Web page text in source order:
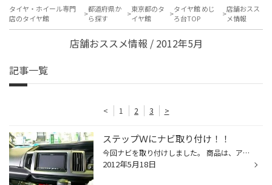
タイヤ・ホイール専門
店のタイヤ館
都道府県か
ら探す
東京都のタ
イヤ館
タイヤ館 めじ
ろ台TOP
店舗おスス
メ情報
店舗おススメ情報 / 2012年5月
記事一覧
< 1 2 3 >
ステップＷにナビ取り付け！！
今回ナビを取り付けしました。 商品は、アルパインⅩ－０８Ⅴ 最近のナビの進化に、チーフ関谷はビックリしております。 装着させていただいたお客様は、以前ＲＢ１オデッセイにお乗りで、 昔(コクピット八王子時代)にもアルパインのナビを購入いただいた方です。 今回、ＲＢ１オデッセイからステップ...
2012年5月18日